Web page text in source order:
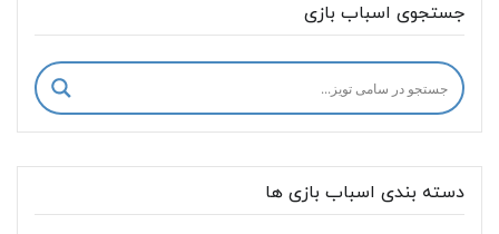
جستجوی اسباب بازی
دسته بندی اسباب بازی ها